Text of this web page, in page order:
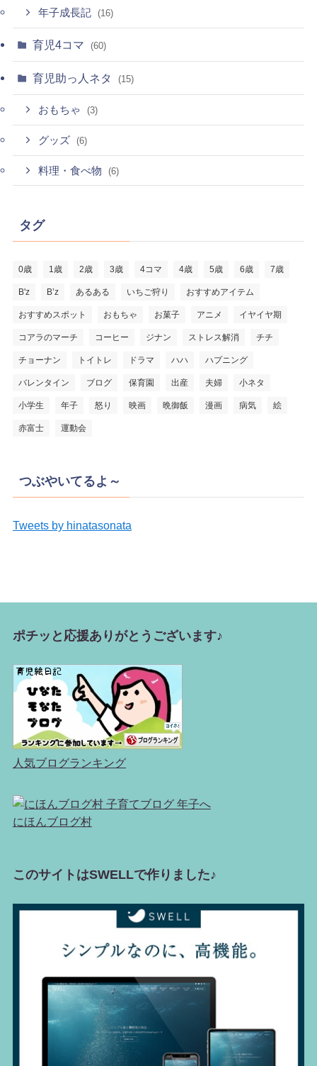
年子成長記 (16)
育児4コマ (60)
育児助っ人ネタ (15)
おもちゃ (3)
グッズ (6)
料理・食べ物 (6)
タグ
0歳 1歳 2歳 3歳 4コマ 4歳 5歳 6歳 7歳
B'z B’z あるある いちご狩り おすすめアイテム
おすすめスポット おもちゃ お菓子 アニメ イヤイヤ期
コアラのマーチ コーヒー ジナン ストレス解消 チチ
チョーナン トイトレ ドラマ ハハ ハプニング
バレンタイン ブログ 保育園 出産 夫婦 小ネタ
小学生 年子 怒り 映画 晩御飯 漫画 病気 絵
赤富士 運動会
つぶやいてるよ～
Tweets by hinatasonata
ポチッと応援ありがとうございます♪
人気ブログランキング
にほんブログ村
このサイトはSWELLで作りました♪